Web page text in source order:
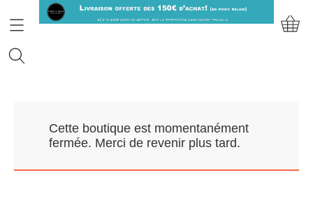
Prendre RDV
Nos Marques
Cette boutique est momentanément
fermée. Merci de revenir plus tard.